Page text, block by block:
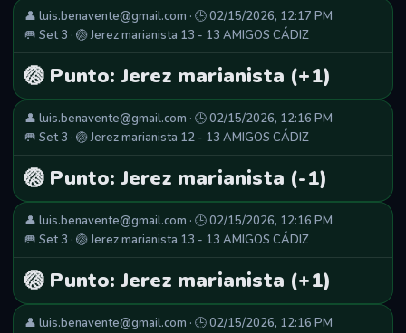
👤 luis.benavente@gmail.com · 🕒 02/15/2026, 12:17 PM
🥅 Set 3 · 🏐 Jerez marianista 13 - 13 AMIGOS CÁDIZ
🏐 Punto: Jerez marianista (+1)
👤 luis.benavente@gmail.com · 🕒 02/15/2026, 12:16 PM
🥅 Set 3 · 🏐 Jerez marianista 12 - 13 AMIGOS CÁDIZ
🏐 Punto: Jerez marianista (-1)
👤 luis.benavente@gmail.com · 🕒 02/15/2026, 12:16 PM
🥅 Set 3 · 🏐 Jerez marianista 13 - 13 AMIGOS CÁDIZ
🏐 Punto: Jerez marianista (+1)
👤 luis.benavente@gmail.com · 🕒 02/15/2026, 12:16 PM